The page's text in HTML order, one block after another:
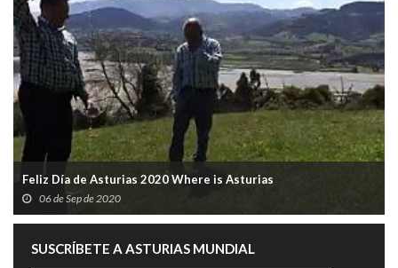
Feliz Día de Asturias 2020 Where is Asturias
06 de Sep de 2020
SUSCRÍBETE A ASTURIAS MUNDIAL